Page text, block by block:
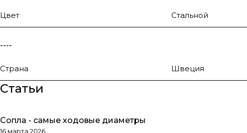
Цвет Стальной
----
Страна Швеция
Статьи
Обзоры товаров
Сопла - самые ходовые диаметры
16 марта 2026